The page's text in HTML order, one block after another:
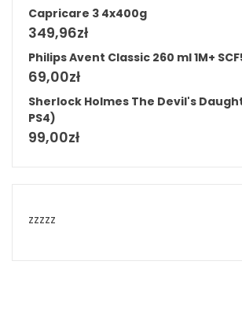
Capricare 3 4x400g
349,96zł
Philips Avent Classic 260 ml 1M+
69,00zł
Sherlock Holmes The Devil's
PS4)
99,00zł
zzzzz